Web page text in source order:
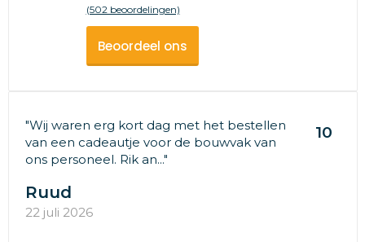
(502 beoordelingen)
Beoordeel ons
"Wij waren erg kort dag met het bestellen
van een cadeautje voor de bouwvak van
ons personeel. Rik an..."
10
Ruud
22 juli 2026